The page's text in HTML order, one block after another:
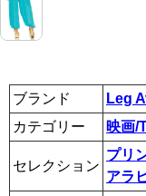
ブランド
Leg
カテゴリー
映画/
セレクション
プリ
アラ